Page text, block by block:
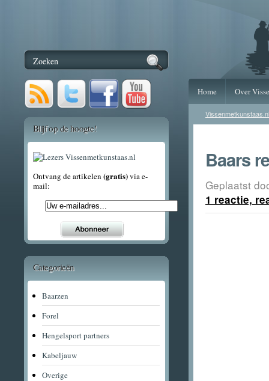
Home Over
Vissenmetkunstaas.nl
Baars
Geplaatst
1 reactie,
Blijf op de hoogte!
Ontvang de artikelen (gratis)via e-
mail:
Categorieën
Baarzen
Forel
Hengelsport partners
Kabeljauw
Overige